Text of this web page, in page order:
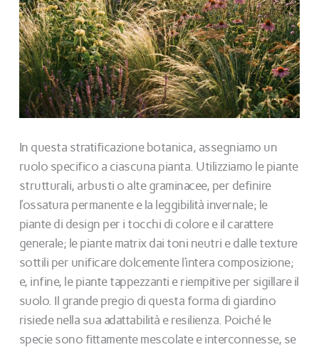
In questa stratificazione botanica, assegniamo un
ruolo specifico a ciascuna pianta. Utilizziamo le piante
strutturali, arbusti o alte graminacee, per definire
l’ossatura permanente e la leggibilità invernale; le
piante di design per i tocchi di colore e il carattere
generale; le piante matrix dai toni neutri e dalle texture
sottili per unificare dolcemente l’intera composizione;
e, infine, le piante tappezzanti e riempitive per sigillare il
suolo. Il grande pregio di questa forma di giardino
risiede nella sua adattabilità e resilienza. Poiché le
specie sono fittamente mescolate e interconnesse, se